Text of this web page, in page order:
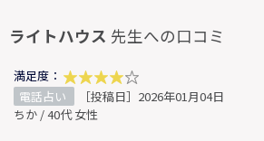
ライトハウス 先生への口コミ
満足度：
電話占い
［投稿日］2026年01月04日
ちか / 40代 女性